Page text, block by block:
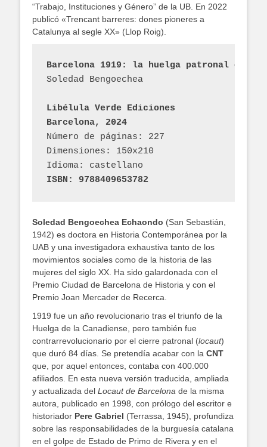
“Trabajo, Instituciones y Género” de la UB. En 2022
publicó «Trencant barreres: dones pioneres a
Catalunya al segle XX» (Llop Roig).
Barcelona 1919: la huelga patronal que
Soledad Bengoechea
Libélula Verde Ediciones
Barcelona, 2024
Número de páginas: 227
Dimensiones: 150x210
Idioma: castellano
ISBN: 9788409653782
Soledad Bengoechea Echaondo (San Sebastián,
1942) es doctora en Historia Contemporánea por la
UAB y una investigadora exhaustiva tanto de los
movimientos sociales como de la historia de las
mujeres del siglo XX. Ha sido galardonada con el
Premio Ciudad de Barcelona de Historia y con el
Premio Joan Mercader de Recerca.
1919 fue un año revolucionario tras el triunfo de la
Huelga de la Canadiense, pero también fue
contrarrevolucionario por el cierre patronal (locaut)
que duró 84 días. Se pretendía acabar con la CNT
que, por aquel entonces, contaba con 400.000
afiliados. En esta nueva versión traducida, ampliada
y actualizada del Locaut de Barcelona de la misma
autora, publicado en 1998, con prólogo del escritor e
historiador Pere Gabriel (Terrassa, 1945), profundiza
sobre las responsabilidades de la burguesía catalana
en el golpe de Estado de Primo de Rivera y en el